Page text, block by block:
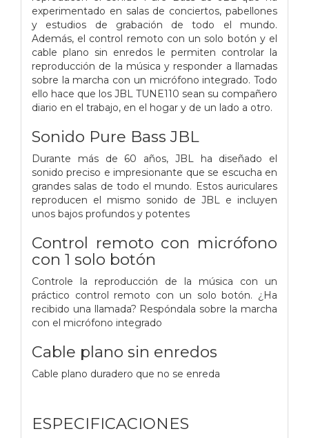
experimentado en salas de conciertos, pabellones
y estudios de grabación de todo el mundo.
Además, el control remoto con un solo botón y el
cable plano sin enredos le permiten controlar la
reproducción de la música y responder a llamadas
sobre la marcha con un micrófono integrado. Todo
ello hace que los JBL TUNE110 sean su compañero
diario en el trabajo, en el hogar y de un lado a otro.
Sonido Pure Bass JBL
Durante más de 60 años, JBL ha diseñado el
sonido preciso e impresionante que se escucha en
grandes salas de todo el mundo. Estos auriculares
reproducen el mismo sonido de JBL e incluyen
unos bajos profundos y potentes
Control remoto con micrófono
con 1 solo botón
Controle la reproducción de la música con un
práctico control remoto con un solo botón. ¿Ha
recibido una llamada? Respóndala sobre la marcha
con el micrófono integrado
Cable plano sin enredos
Cable plano duradero que no se enreda
ESPECIFICACIONES